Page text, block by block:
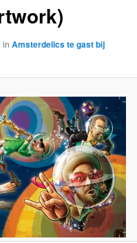
inAmsterdelics te gast bij